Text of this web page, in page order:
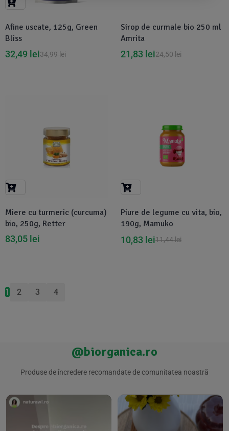
Afine uscate, 125g, Green
Bliss
34,99lei
32,49 lei
Sirop de curmale bio 250 ml
Amrita
24,50lei
21,83 lei
Miere cu turmeric (curcuma)
bio, 250g, Retter
83,05 lei
Piure de legume cu vita, bio,
190g, Mamuko
11,44lei
10,83 lei
1 2 3 4
@biorganica.ro
Produse de încredere recomandate de comunitatea noastră